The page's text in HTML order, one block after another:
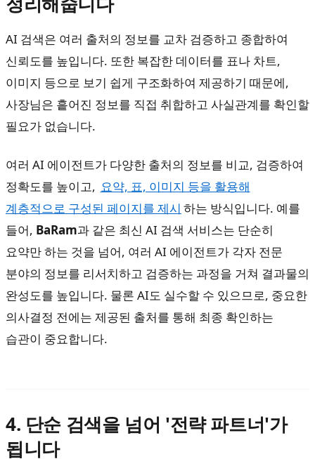
AI 검색은 여러 출처의 정보를 교차 검증하고 종합하여
신뢰도를 높입니다. 또한 복잡한 데이터를 표나 차트,
이미지 등으로 보기 쉽게 구조화하여 제공하기 때문에,
사장님은 흩어진 정보를 직접 취합하고 사실관계를 확인할
필요가 없습니다.
여러 AI 에이전트가 다양한 출처의 정보를 비교, 검증하여
정확도를 높이고, 요약, 표, 이미지 등을 활용해
계층적으로 구성된 페이지를 제시 하는 방식입니다. 예를
들어, BaRam과 같은 최신 AI 검색 서비스는 단순히
요약만 하는 것을 넘어, 여러 AI 에이전트가 각자 전문
분야의 정보를 리서치하고 검증하는 과정을 거쳐 결과물의
완성도를 높입니다. 물론 AI도 실수할 수 있으므로, 중요한
의사결정 전에는 제공된 출처를 통해 최종 확인하는
습관이 중요합니다.
4. 단순 검색을 넘어 '전략 파트너'가
됩니다